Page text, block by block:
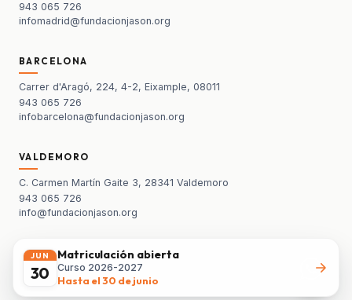
943 065 726
infomadrid@fundacionjason.org
BARCELONA
Carrer d'Aragó, 224, 4-2, Eixample, 08011
943 065 726
infobarcelona@fundacionjason.org
VALDEMORO
C. Carmen Martín Gaite 3, 28341 Valdemoro
943 065 726
info@fundacionjason.org
© 2026 Fundación Jasón
Podcast · Libro Política de cookies
JUN
30
Matriculación abierta
Curso 2026-2027
Hasta el 30 de junio